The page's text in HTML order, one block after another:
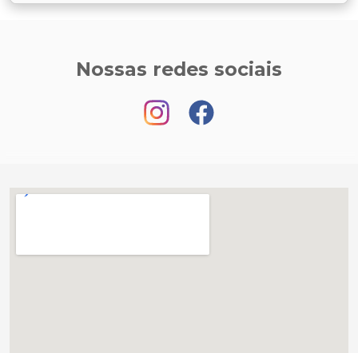
Nossas redes sociais